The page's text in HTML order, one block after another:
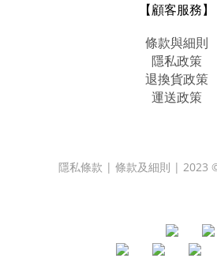
【顧客服務】
條款與細則
隱私政策
退換貨政策
運送政策
隱私條款 | 條款及細則 | 2023